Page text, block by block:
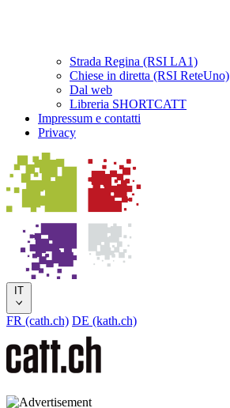
Strada Regina (RSI LA1)
Chiese in diretta (RSI ReteUno)
Dal web
Libreria SHORTCATT
Impressum e contatti
Privacy
IT
FR (cath.ch) DE (kath.ch)